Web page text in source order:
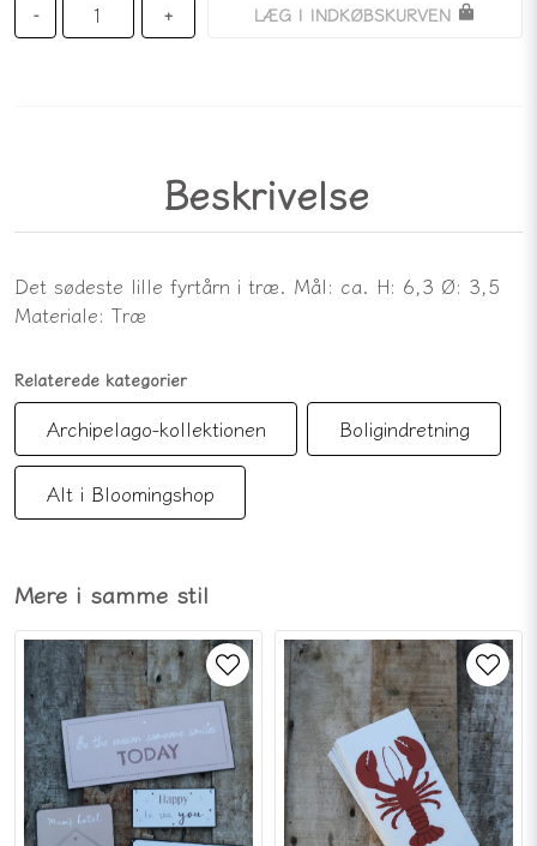
- + LÆG I INDKØBSKURVEN
Mere i samme stil
Beskrivelse
Det sødeste lille fyrtårn i træ. Mål: ca. H: 6,3 Ø: 3,5
Materiale: Træ
Relaterede kategorier
Archipelago-kollektionen Boligindretning
Alt i Bloomingshop